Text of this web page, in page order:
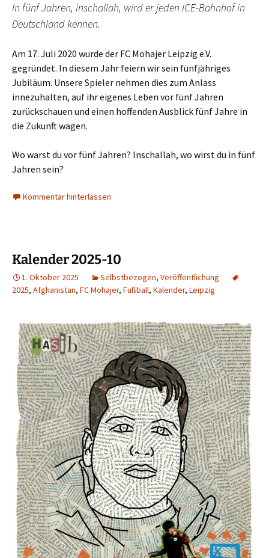
In fünf Jahren, inschallah, wird er jeden ICE-Bahnhof in
Deutschland kennen.
Am 17. Juli 2020 wurde der FC Mohajer Leipzig e.V.
gegründet. In diesem Jahr feiern wir sein fünfjähriges
Jubiläum. Unsere Spieler nehmen dies zum Anlass
innezuhalten, auf ihr eigenes Leben vor fünf Jahren
zurückschauen und einen hoffenden Ausblick fünf Jahre in
die Zukunft wagen.
Wo warst du vor fünf Jahren? Inschallah, wo wirst du in fünf
Jahren sein?
Kommentar hinterlassen
Kalender 2025-10
1. Oktober 2025 Selbstbezogen, Veröffentlichung
2025, Afghanistan, FC Mohajer, Fußball, Kalender, Leipzig